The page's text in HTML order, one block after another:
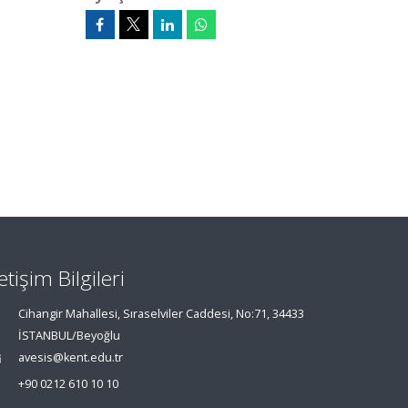
Bilgileri
Cihangir Mahallesi, Sıraselviler Caddesi, No:71, 34433
İSTANBUL/Beyoğlu
avesis@kent.edu.tr
+90 0212 610 10 10